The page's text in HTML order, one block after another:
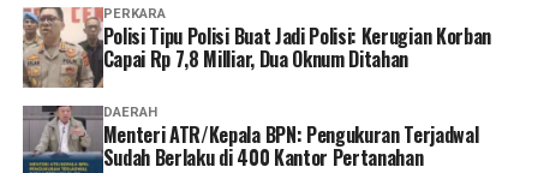
masing.
Ia pun menganggap kepesertaan JKN penting dimiliki
sebagai bentuk perlindungan kesehatan bagi diri sendiri
dan keluarga sekaligus mendukung keberlangsungan
Program JKN.
PERKARA
Polisi Tipu Polisi Buat Jadi Polisi: Kerugian Korban
Capai Rp 7,8 Milliar, Dua Oknum Ditahan
DAERAH
Menteri ATR/Kepala BPN: Pengukuran Terjadwal
Sudah Berlaku di 400 Kantor Pertanahan